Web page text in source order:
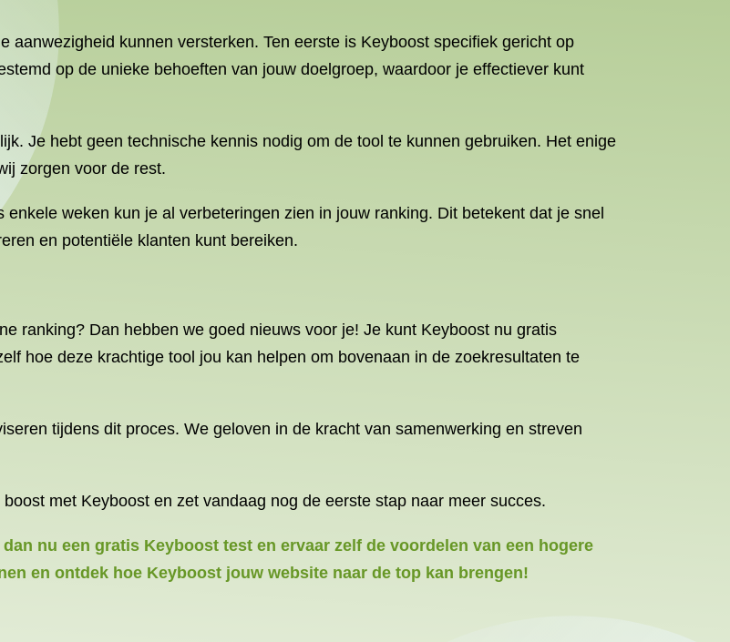
aanwezigheid kunnen versterken. Ten eerste is Keyboost specifiek gericht op
op de unieke behoeften van jouw doelgroep, waardoor je effectiever kunt
Je hebt geen technische kennis nodig om de tool te kunnen gebruiken. Het enige
zorgen voor de rest.
weken kun je al verbeteringen zien in jouw ranking. Dit betekent dat je snel
en potentiële klanten kunt bereiken.
ranking? Dan hebben we goed nieuws voor je! Je kunt Keyboost nu gratis
hoe deze krachtige tool jou kan helpen om bovenaan in de zoekresultaten te
tijdens dit proces. We geloven in de kracht van samenwerking en streven
met Keyboost en zet vandaag nog de eerste stap naar meer succes.
nu een gratis Keyboost test en ervaar zelf de voordelen van een hogere
en ontdek hoe Keyboost jouw website naar de top kan brengen!